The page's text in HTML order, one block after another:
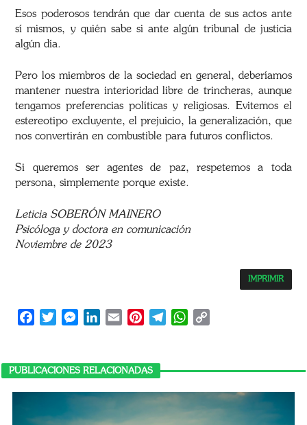
Esos poderosos tendrán que dar cuenta de sus actos ante
sí mismos, y quién sabe si ante algún tribunal de justicia
algún día.
Pero los miembros de la sociedad en general, deberíamos
mantener nuestra interioridad libre de trincheras, aunque
tengamos preferencias políticas y religiosas. Evitemos el
estereotipo excluyente, el prejuicio, la generalización, que
nos convertirán en combustible para futuros conflictos.
Si queremos ser agentes de paz, respetemos a toda
persona, simplemente porque existe.
Leticia SOBERÓN MAINERO
Psicóloga y doctora en comunicación
Noviembre de 2023
IMPRIMIR
FacebookTwitterMessengerLinkedIn
Email PinterestTelegramWhatsApp
PUBLICACIONES RELACIONADAS